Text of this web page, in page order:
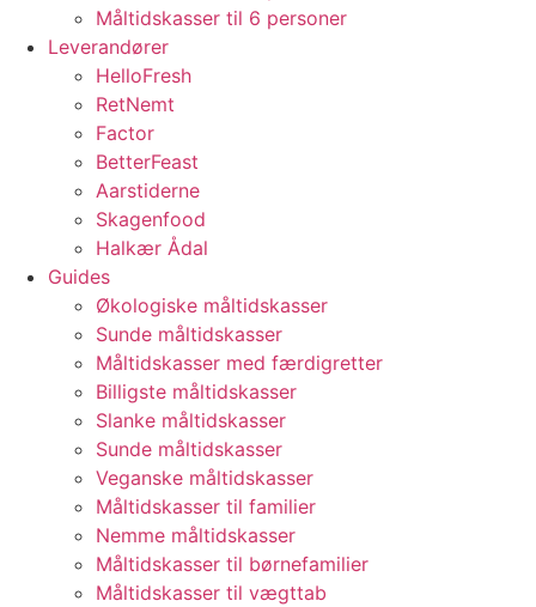
Måltidskasser til 6 personer
Leverandører
HelloFresh
RetNemt
Factor
BetterFeast
Aarstiderne
Skagenfood
Halkær Ådal
Guides
Økologiske måltidskasser
Sunde måltidskasser
Måltidskasser med færdigretter
Billigste måltidskasser
Slanke måltidskasser
Sunde måltidskasser
Veganske måltidskasser
Måltidskasser til familier
Nemme måltidskasser
Måltidskasser til børnefamilier
Måltidskasser til vægttab